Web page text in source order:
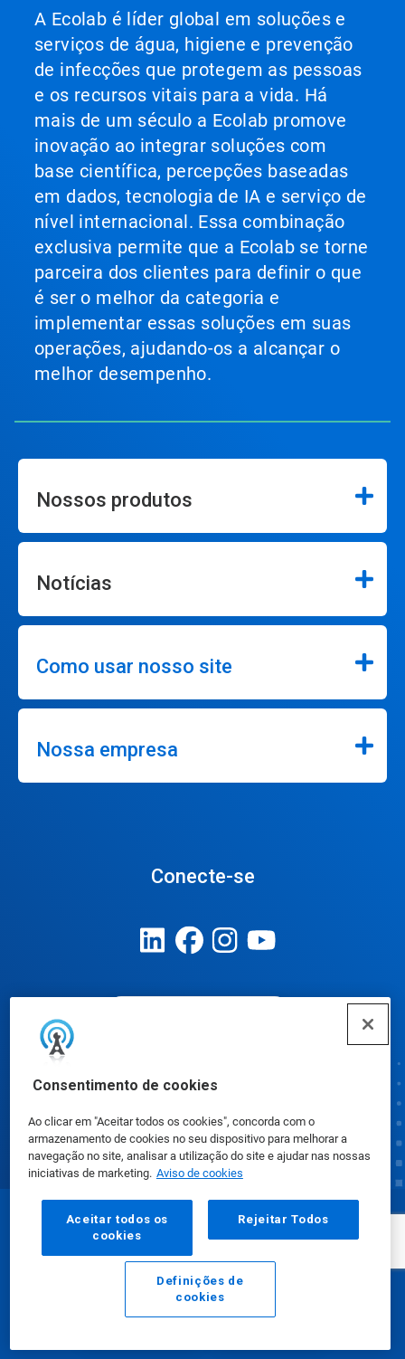
Consentimento de cookies
Ao clicar em "Aceitar todos os cookies", concorda com o
armazenamento de cookies no seu dispositivo para melhorar a
navegação no site, analisar a utilização do site e ajudar nas nossas
iniciativas de marketing. Aviso de cookies
Aceitar todos os
cookies
Rejeitar Todos
Definições de
cookies
A Ecolab é líder global em soluções e
serviços de água, higiene e prevenção
de infecções que protegem as pessoas
e os recursos vitais para a vida. Há
mais de um século a Ecolab promove
inovação ao integrar soluções com
base científica, percepções baseadas
em dados, tecnologia de IA e serviço de
nível internacional. Essa combinação
exclusiva permite que a Ecolab se torne
parceira dos clientes para definir o que
é ser o melhor da categoria e
implementar essas soluções em suas
operações, ajudando-os a alcançar o
melhor desempenho.
Nossos produtos
Notícias
Como usar nosso site
Nossa empresa
Conecte-se
E-mail Ligar
© Ecolab Inc. 2025
Fichas de Informação de Segurança de Produtos